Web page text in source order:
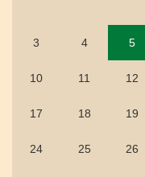
3 4 5
10 11 12
17 18 19
24 25 26